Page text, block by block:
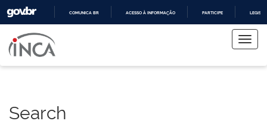
COMUNICA BR ACESSO À INFORMAÇÃO PARTICIPE
navigation
Search